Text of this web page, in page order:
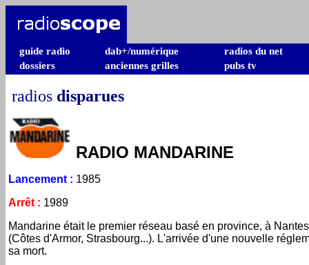
guide radio dab+/numérique
radios du net
dossiers
anciennes grilles pubs tv
radios disparues
RADIO MANDARINE
Lancement : 1985
Arrêt : 1989
Mandarine était le premier réseau basé en province, à
(Côtes d'Armor, Strasbourg...). L'arrivée d'une nouvelle
sa mort.